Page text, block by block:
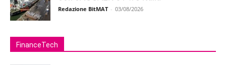
Redazione BitMAT - 03/08/2026
FinanceTech